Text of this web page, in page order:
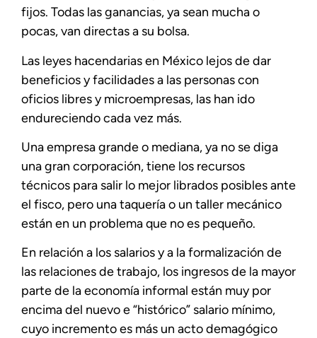
fijos. Todas las ganancias, ya sean mucha o
pocas, van directas a su bolsa.
Las leyes hacendarias en México lejos de dar
beneficios y facilidades a las personas con
oficios libres y microempresas, las han ido
endureciendo cada vez más.
Una empresa grande o mediana, ya no se diga
una gran corporación, tiene los recursos
técnicos para salir lo mejor librados posibles ante
el fisco, pero una taquería o un taller mecánico
están en un problema que no es pequeño.
En relación a los salarios y a la formalización de
las relaciones de trabajo, los ingresos de la mayor
parte de la economía informal están muy por
encima del nuevo e “histórico” salario mínimo,
cuyo incremento es más un acto demagógico